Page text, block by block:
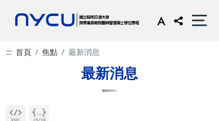
::: 首頁 焦點 最新消息
最新消息